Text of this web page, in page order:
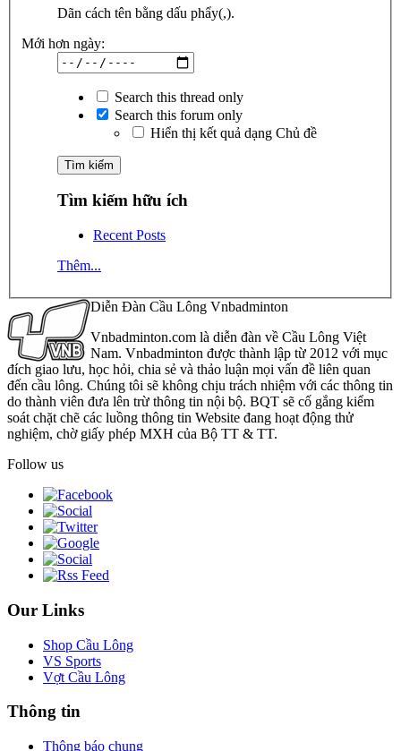
Dãn cách tên bằng dấu phẩy(,).
Mới hơn ngày:
Search this thread only
Search this forum only
Hiển thị kết quả dạng Chủ đề
Tìm kiếm hữu ích
Recent Posts
Thêm...
Diễn Đàn Cầu Lông Vnbadminton
Vnbadminton.com là diễn đàn về Cầu Lông Việt
Nam. Vnbadminton được thành lập từ 2012 với mục
đích giao lưu, học hỏi, chia sẻ và thảo luận mọi vấn đề liên quan
đến cầu lông. Chúng tôi sẽ không chịu trách nhiệm với các thông tin
do thành viên đưa lên trừ thông tin nội bộ. BQT sẽ cố gắng kiểm
soát chặt chẽ các luồng thông tin Website đang hoạt động thử
nghiệm, chờ giấy phép MXH của Bộ TT & TT.
Follow us
Our Links
Shop Cầu Lông
VS Sports
Vợt Cầu Lông
Thông tin
Thông báo chung